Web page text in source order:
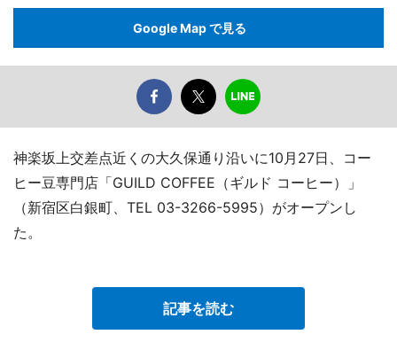
Google Map で見る
神楽坂上交差点近くの大久保通り沿いに10月27日、コー
ヒー豆専門店「GUILD COFFEE（ギルド コーヒー）」
（新宿区白銀町、TEL 03-3266-5995）がオープンし
た。
記事を読む